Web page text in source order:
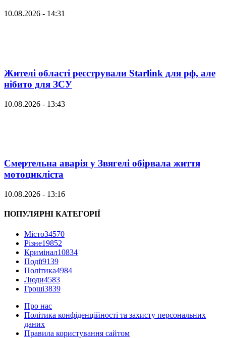
10.08.2026 - 14:31
Жителі області реєстрували Starlink для рф, але
нібито для ЗСУ
10.08.2026 - 13:43
Смертельна аварія у Звягелі обірвала життя
мотоцикліста
10.08.2026 - 13:16
ПОПУЛЯРНІ КАТЕГОРІЇ
Місто34570
Різне19852
Кримінал10834
Події9139
Політика4984
Люди4583
Гроші3839
Про нас
Політика конфіденційності та захисту персональних
даних
Правила користування сайтом